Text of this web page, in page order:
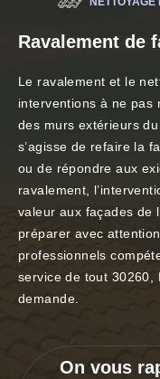
Ravalement de
Le ravalement et le
interventions à ne pas
des murs extérieurs
s’agisse de refaire la
ou de répondre aux
ravalement,
valeur aux façades de
préparer avec
professionnels
service de tout 30260,
demande.
On vous